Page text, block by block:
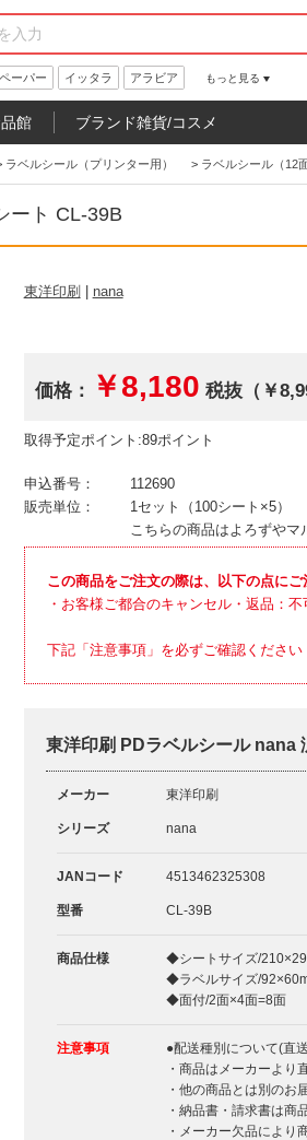
ーパー イッタラ アラビア もっと見る
館 ブランド雑貨/コスメ
ラベルシール（プリンター用） > ラベルシール（12
ート CL-39B
東洋印刷 nana
価格： ￥8,180 税抜（￥
取得予定ポイント:89ポイント
申込番号：
112690
販売単位：
1セット（100シート×5）
こちらの商品はよろずや
この商品をご注文の際は、以下の点にご
・お客様ご都合のキャンセル・返品：不
下記「注意事項」を必ずご確認ください
東洋印刷 PDラベルシール nana
メーカー 東洋印刷
シリーズ nana
JANコード 4513462325308
型番 CL-39B
商品仕様
◆シートサイズ/
◆ラベルサイズ/
◆面付/2面×4面=8面
注意事項
●配送種別について(直
・商品はメーカーより
・他の商品とは別のお
・納品書・請求書は商
・メーカー欠品により